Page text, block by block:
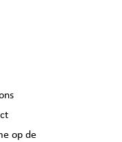
op de